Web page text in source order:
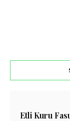
Etli Kuru